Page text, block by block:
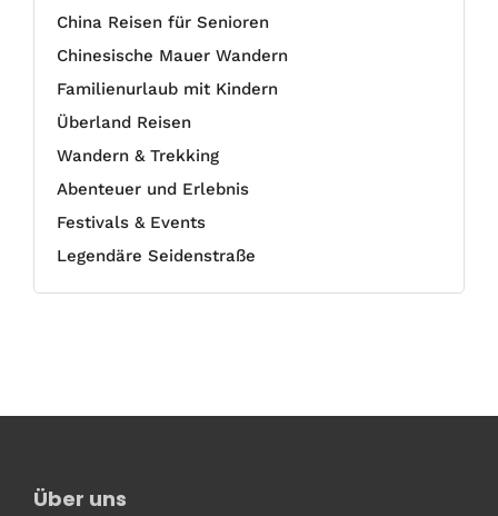
China Reisen für Senioren
Chinesische Mauer Wandern
Familienurlaub mit Kindern
Überland Reisen
Wandern & Trekking
Abenteuer und Erlebnis
Festivals & Events
Legendäre Seidenstraße
Über uns